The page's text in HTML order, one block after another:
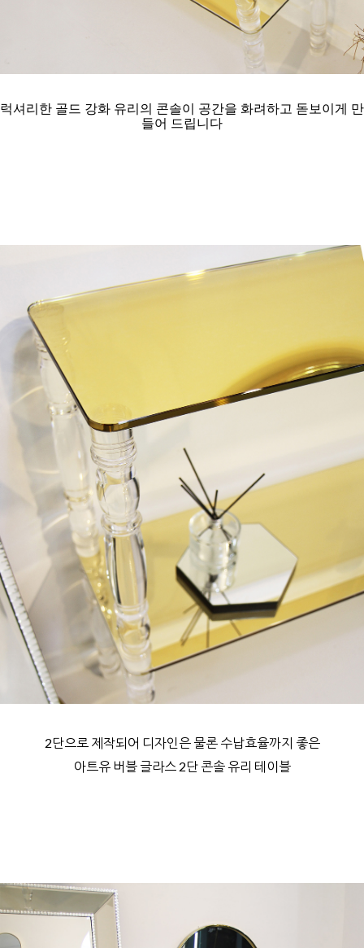
럭셔리한 골드 강화 유리의 콘솔이 공간을 화려하고 돋보이게 만
들어 드립니다
2단으로 제작되어 디자인은 물론 수납효율까지 좋은
아트유 버블 글라스 2단 콘솔 유리 테이블